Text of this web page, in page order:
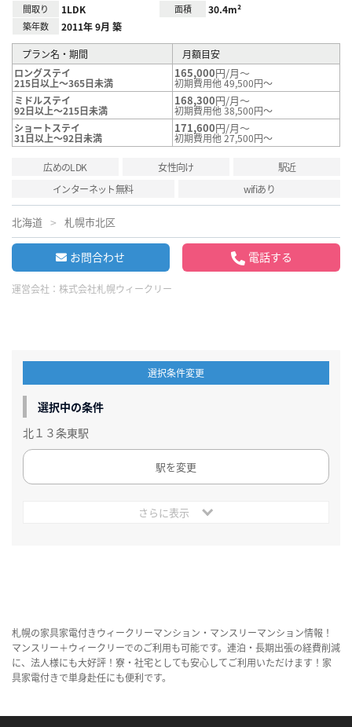
間取り 1LDK 面積 30.4m²
築年数 2011年 9月 築
プラン名・期間
月額目安
ロングステイ
215日以上～365日未満
165,000円/月～
初期費用他 49,500円～
ミドルステイ
92日以上～215日未満
168,300円/月～
初期費用他 38,500円～
ショートステイ
31日以上～92日未満
171,600円/月～
初期費用他 27,500円～
広めのLDK 女性向け
駅近
インターネット無料
wifiあり
北海道 札幌市北区
お問合わせ 電話する
運営会社： 株式会社札幌ウィークリー
選択条件変更
選択中の条件
北１３条東駅
駅を変更
さらに表示
札幌の家具家電付きウィークリーマンション・マンスリーマンション情報！
マンスリー＋ウィークリーでのご利用も可能です。連泊・長期出張の経費削減
に、法人様にも大好評！寮・社宅としても安心してご利用いただけます！家
具家電付きで単身赴任にも便利です。